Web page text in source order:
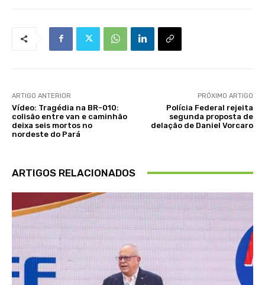
ARTIGO ANTERIOR
Vídeo: Tragédia na BR-010:
colisão entre van e caminhão
deixa seis mortos no
nordeste do Pará
PRÓXIMO ARTIGO
Polícia Federal rejeita
segunda proposta de
delação de Daniel Vorcaro
ARTIGOS RELACIONADOS